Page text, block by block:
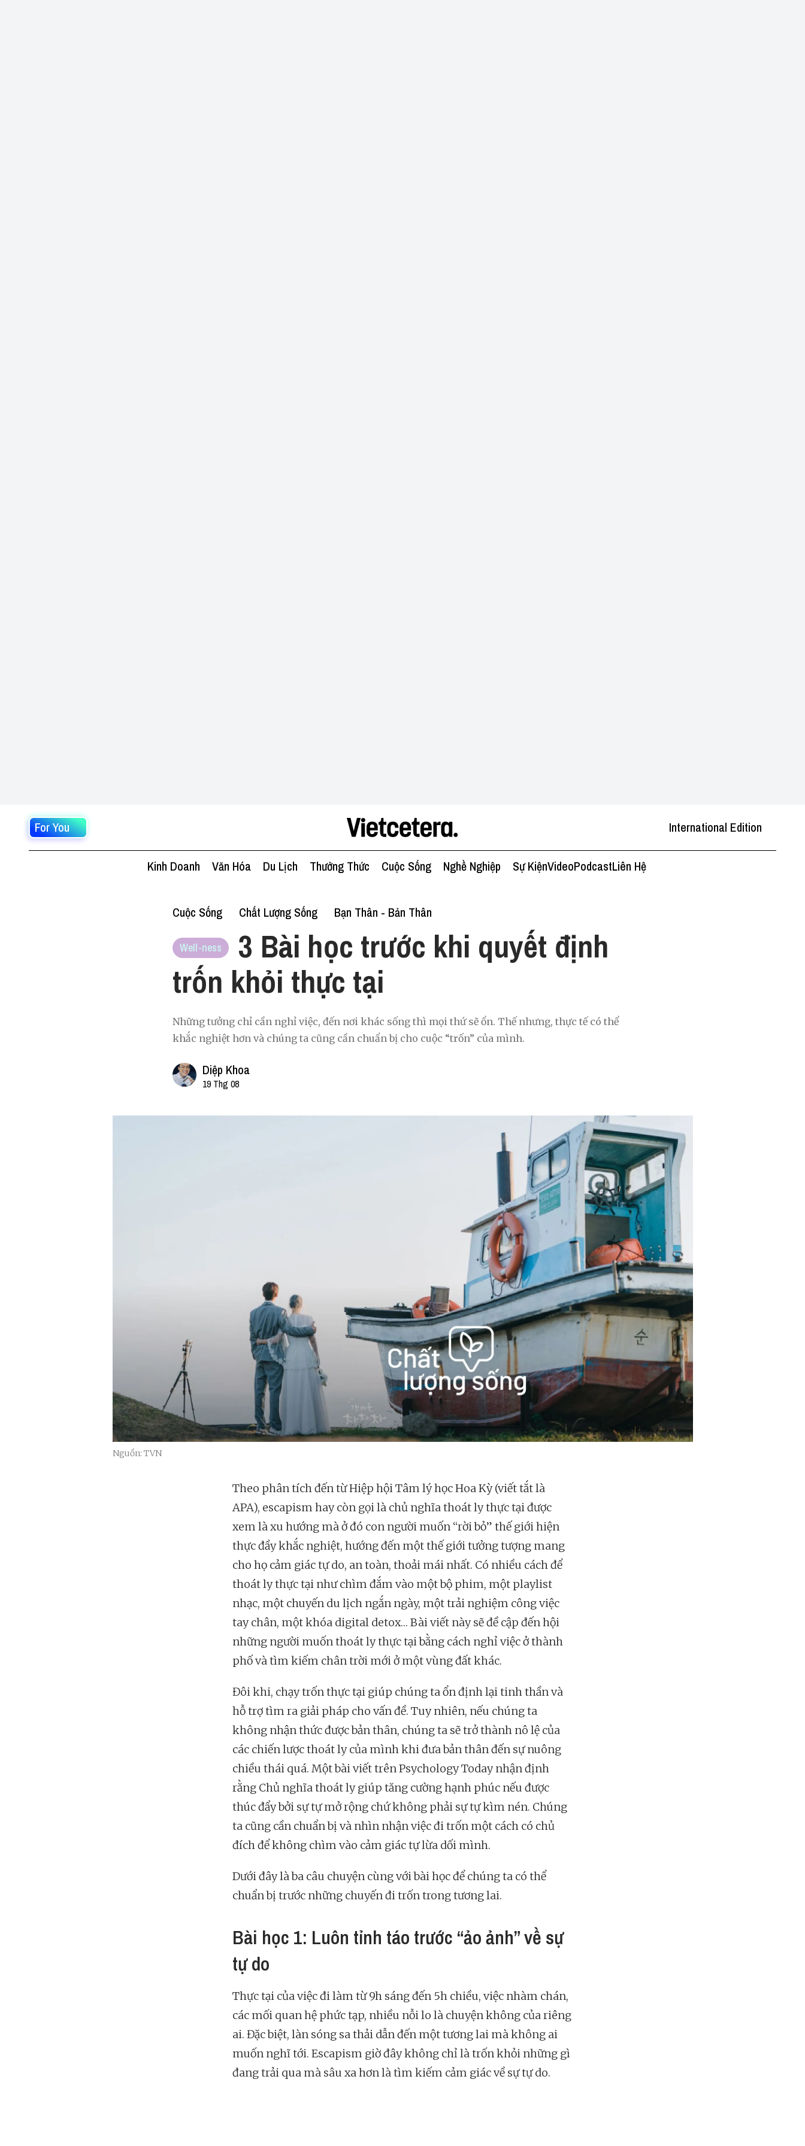
For You International Edition
Kinh Doanh Văn Hóa Du Lịch Thưởng Thức Cuộc Sống Nghề Nghiệp Sự KiệnVideoPodcastLiên Hệ
Cuộc Sống Chất Lượng Sống Bạn Thân - Bản Thân
Well-ness
3 Bài học trước khi quyết định
trốn khỏi thực tại
Những tưởng chỉ cần nghỉ việc, đến nơi khác sống thì mọi thứ sẽ ổn. Thế nhưng, thực tế có thể
khắc nghiệt hơn và chúng ta cũng cần chuẩn bị cho cuộc “trốn” của mình.
Diệp Khoa
19 Thg 08
Nguồn: TVN
Theo phân tích đến từ Hiệp hội Tâm lý học Hoa Kỳ (viết tắt là
APA), escapism hay còn gọi là chủ nghĩa thoát ly thực tại được
xem là xu hướng mà ở đó con người muốn “rời bỏ” thế giới hiện
thực đầy khắc nghiệt, hướng đến một thế giới tưởng tượng mang
cho họ cảm giác tự do, an toàn, thoải mái nhất. Có nhiều cách để
thoát ly thực tại như chìm đắm vào một bộ phim, một playlist
nhạc, một chuyến du lịch ngắn ngày, một trải nghiệm công việc
tay chân, một khóa digital detox… Bài viết này sẽ đề cập đến hội
những người muốn thoát ly thực tại bằng cách nghỉ việc ở thành
phố và tìm kiếm chân trời mới ở một vùng đất khác.
Đôi khi, chạy trốn thực tại giúp chúng ta ổn định lại tinh thần và
hỗ trợ tìm ra giải pháp cho vấn đề. Tuy nhiên, nếu chúng ta
không nhận thức được bản thân, chúng ta sẽ trở thành nô lệ của
các chiến lược thoát ly của mình khi đưa bản thân đến sự nuông
chiều thái quá. Một bài viết trên Psychology Today nhận định
rằng Chủ nghĩa thoát ly giúp tăng cường hạnh phúc nếu được
thúc đẩy bởi sự tự mở rộng chứ không phải sự tự kìm nén. Chúng
ta cũng cần chuẩn bị và nhìn nhận việc đi trốn một cách có chủ
đích để không chìm vào cảm giác tự lừa dối mình.
Dưới đây là ba câu chuyện cùng với bài học để chúng ta có thể
chuẩn bị trước những chuyến đi trốn trong tương lai.
Bài học 1: Luôn tỉnh táo trước “ảo ảnh” về sự
tự do
Thực tại của việc đi làm từ 9h sáng đến 5h chiều, việc nhàm chán,
các mối quan hệ phức tạp, nhiều nỗi lo là chuyện không của riêng
ai. Đặc biệt, làn sóng sa thải dẫn đến một tương lai mà không ai
muốn nghĩ tới. Escapism giờ đây không chỉ là trốn khỏi những gì
đang trải qua mà sâu xa hơn là tìm kiếm cảm giác về sự tự do.